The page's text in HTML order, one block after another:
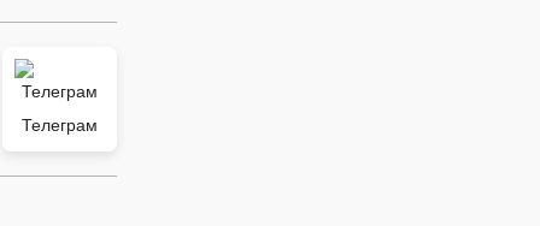
Телеграм